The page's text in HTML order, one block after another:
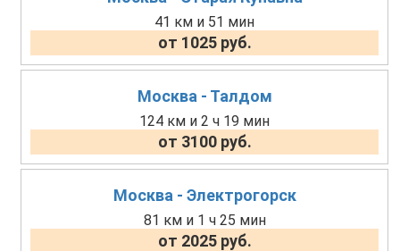
41 км и 51 мин
от 1025 руб.
Москва - Талдом
124 км и 2 ч 19 мин
от 3100 руб.
Москва - Электрогорск
81 км и 1 ч 25 мин
от 2025 руб.